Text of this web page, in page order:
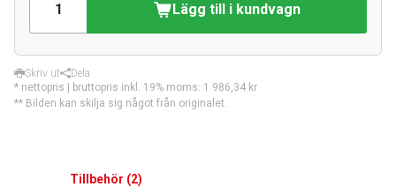
Lägg till i kundvagn
Skriv ut
Dela
* nettopris | bruttopris inkl. 19% moms: 1 986,34 kr
** Bilden kan skilja sig något från originalet.
Tillbehör (2)